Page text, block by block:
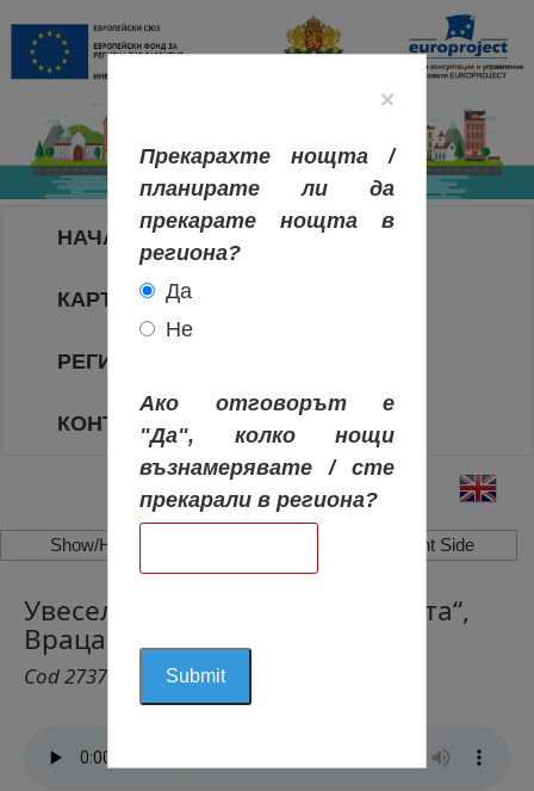
НАЧАЛО
КАРТА НА РЕГИОНИТЕ
РЕГИОНИ
КОНТАКТИ
Show/Hide Left Side Show/Hide Right Side
Увеселителен Парк „Приказката“,
Враца
Cod 2737
×
Прекарахте нощта /
планирате ли да
прекарате нощта в
региона?
Да
Не
Ако отговорът е
"Да", колко нощи
възнамерявате / сте
прекарали в региона?